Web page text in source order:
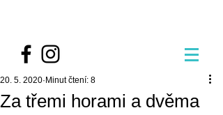
Za třemi horami a dvěma
20. 5. 2020 Minut čtení: 8